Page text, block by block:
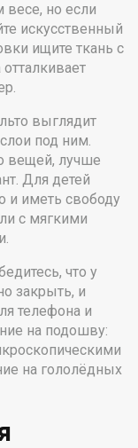
но если
искусственный
ищите ткань с
выглядит
под ним.
вещей, лучше
Для детей
и иметь свободу
с мягкими
что у
закрыть, и
телефона и
на подошву:
на гололёдных